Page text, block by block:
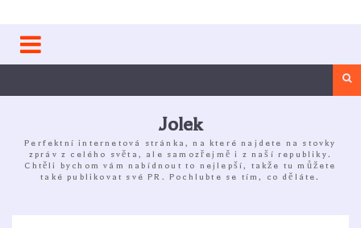
to
content
Jolek
Perfektní internetová stránka, na které najdete na stovky
zpráv z celého světa, ale samozřejmě i z naší republiky.
Chtěli bychom vám nabídnout to nejlepší, takže tu můžete
také publikovat své PR. Pochlubte se tím, co děláte.